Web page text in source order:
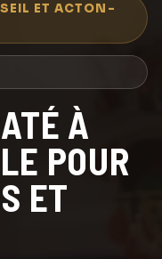
ET ACTON-
À
POUR
ET